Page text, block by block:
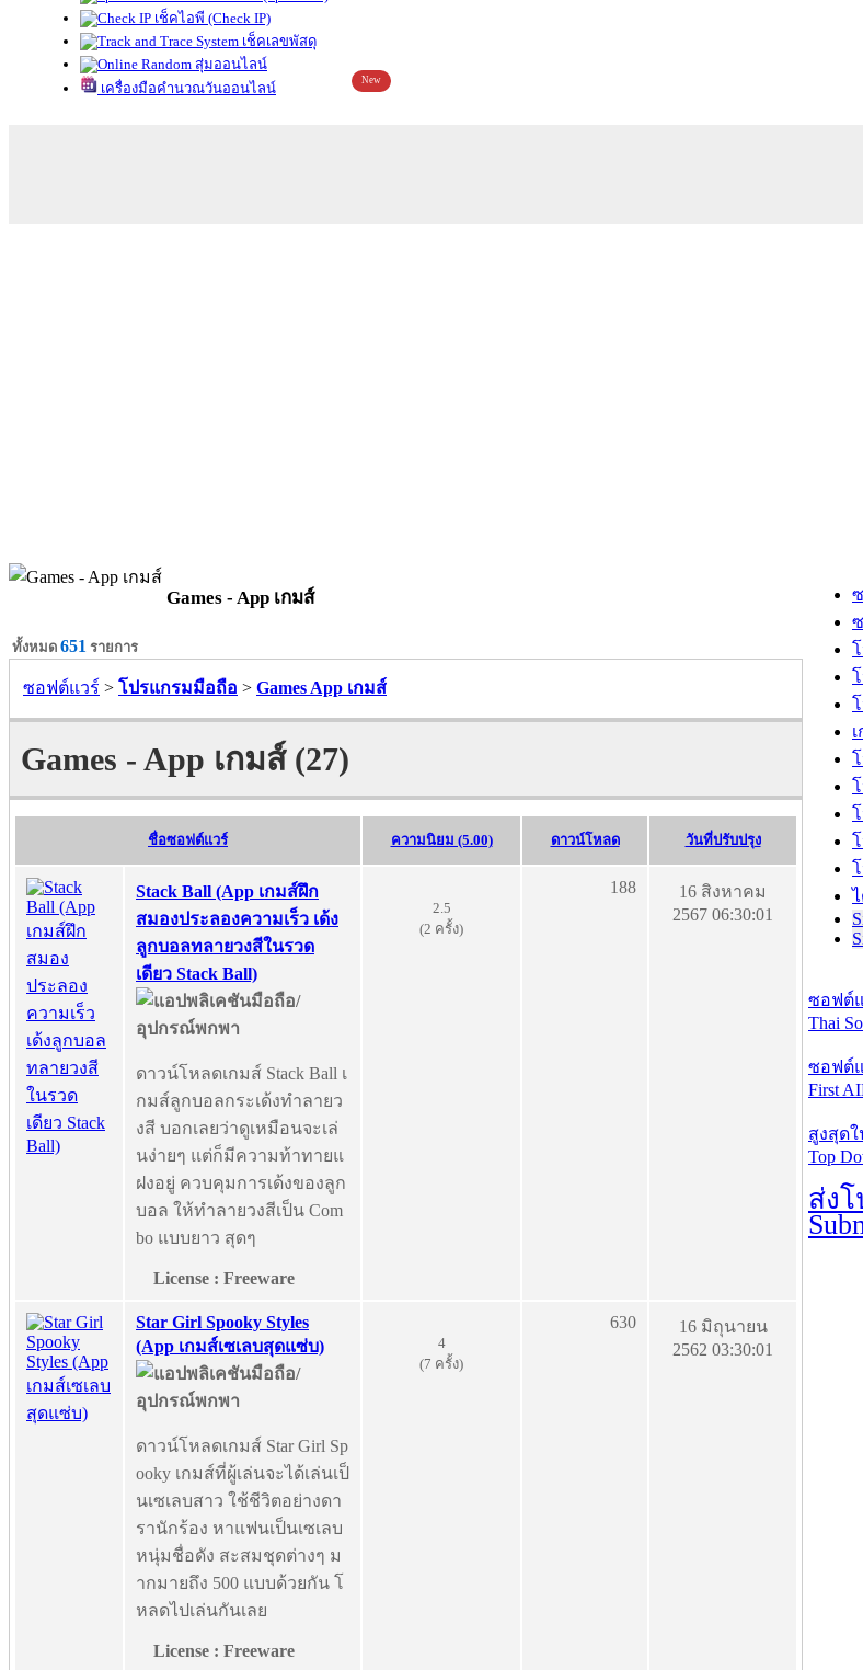
เช็คไอพี (Check IP)
เช็คเลขพัสดุ
สุ่มออนไลน์
เครื่องมือคำนวณวันออนไลน์
New
Games - App เกมส์
ทั้งหมด 651 รายการ
ซอฟต์แวร์ > โปรแกรมมือถือ > Games App เกมส์
Games - App เกมส์ (27)
ชื่อซอฟต์แวร์ ความนิยม (5.00) ดาวน์โหลด วันที่ปรับปรุง
Stack Ball (App เกมส์ฝึก
สมองประลองความเร็ว เด้ง
ลูกบอลทลายวงสีในรวด
เดียว Stack Ball)
ดาวน์โหลดเกมส์ Stack Ball เ
กมส์ลูกบอลกระเด้งทำลายว
งสี บอกเลยว่าดูเหมือนจะเล่
นง่ายๆ แต่ก็มีความท้าทายแ
ฝงอยู่ ควบคุมการเด้งของลูก
บอล ให้ทำลายวงสีเป็น Com
bo แบบยาว สุดๆ
License : Freeware
2.5
(2 ครั้ง)
188
16 สิงหาคม
2567 06:30:01
Star Girl Spooky Styles
(App เกมส์เซเลบสุดแซ่บ)
ดาวน์โหลดเกมส์ Star Girl Sp
ooky เกมส์ที่ผู้เล่นจะได้เล่นเป็
นเซเลบสาว ใช้ชีวิตอย่างดา
รานักร้อง หาแฟนเป็นเซเลบ
หนุ่มชื่อดัง สะสมชุดต่างๆ ม
ากมายถึง 500 แบบด้วยกัน โ
หลดไปเล่นกันเลย
License : Freeware
4
(7 ครั้ง)
630
16 มิถุนายน
2562 03:30:01
ซอฟต์
Thai
ซอฟต์
First
สูงสุด
Top
ส่ง